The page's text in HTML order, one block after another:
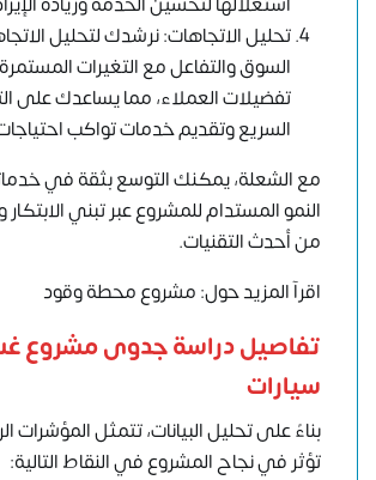
تحليل الاتجاهات: نرشدك لتحليل
السوق والتفاعل مع التغيرات
تفضيلات العملاء، مما يساعدك على
السريع وتقديم خدمات تواكب
مع الشعلة، يمكنك التوسع بثقة في
النمو المستدام للمشروع عبر تبني الابتكار
من أحدث التقنيات.
اقرآ المزيد حول:مشروع محطة وقود
تفاصيل دراسة جدوى مشروع
سيارات
بناءً على تحليل البيانات، تتمثل المؤشرات
تؤثر في نجاح المشروع في النقاط التالية: